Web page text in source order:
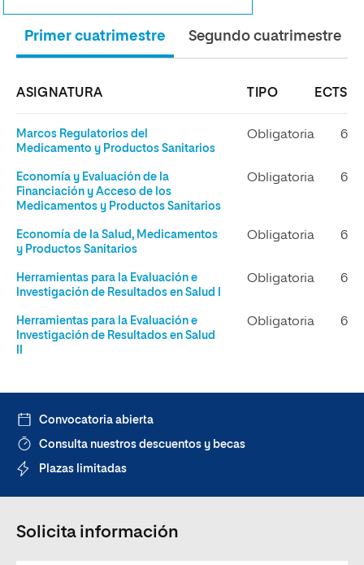
Primer cuatrimestre Segundo cuatrimestre
ASIGNATURA TIPO ECTS
Marcos Regulatorios del
Medicamento y Productos Sanitarios
Obligatoria 6
Economía y Evaluación de la
Financiación y Acceso de los
Medicamentos y Productos Sanitarios
Obligatoria 6
Economía de la Salud, Medicamentos
y Productos Sanitarios
Obligatoria 6
Herramientas para la Evaluación e
Investigación de Resultados en Salud I
Obligatoria 6
Herramientas para la Evaluación e
Investigación de Resultados en Salud
Obligatoria 6
Convocatoria abierta
Consulta nuestros descuentos y becas
Plazas limitadas
Solicita información